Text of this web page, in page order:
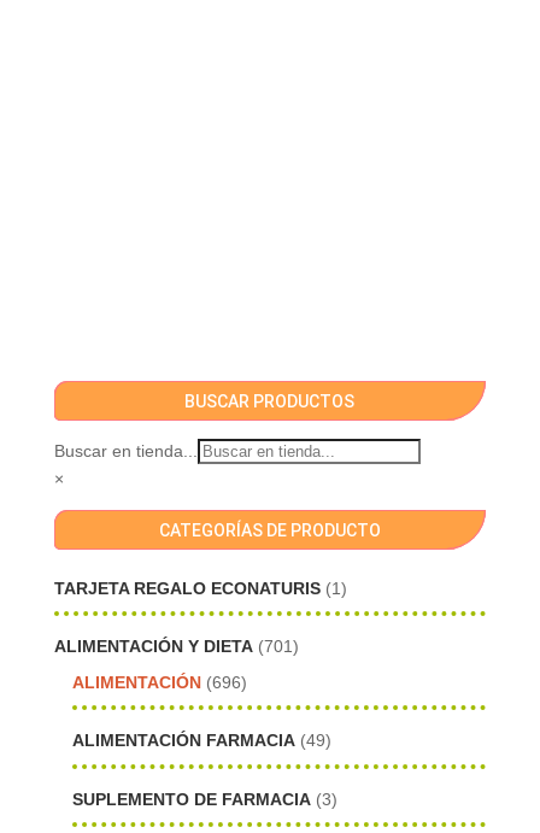
BUSCAR PRODUCTOS
Buscar en tienda...
×
CATEGORÍAS DE PRODUCTO
TARJETA REGALO ECONATURIS (1)
ALIMENTACIÓN Y DIETA (701)
ALIMENTACIÓN (696)
ALIMENTACIÓN FARMACIA (49)
SUPLEMENTO DE FARMACIA (3)